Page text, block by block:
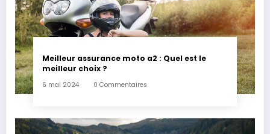
Meilleur assurance moto a2 : Quel est le
meilleur choix ?
6 mai 2024 0 Commentaires